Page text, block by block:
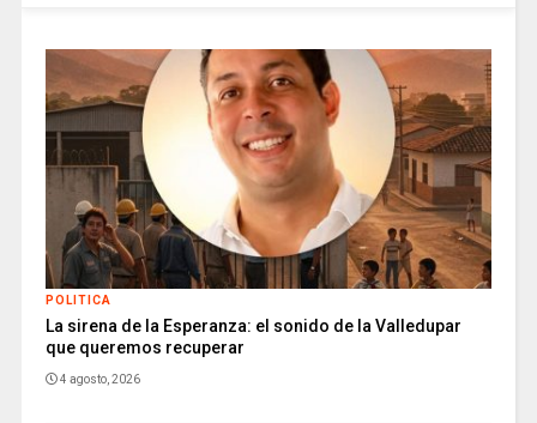
POLITICA
La sirena de la Esperanza: el sonido de la Valledupar
que queremos recuperar
4 agosto, 2026